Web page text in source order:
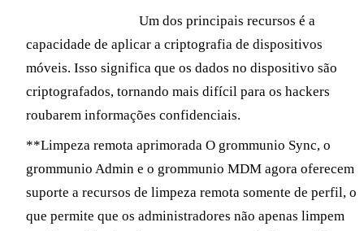
Um dos principais recursos é a
capacidade de aplicar a criptografia de dispositivos
móveis. Isso significa que os dados no dispositivo são
criptografados, tornando mais difícil para os hackers
roubarem informações confidenciais.
**Limpeza remota aprimorada O grommunio Sync, o
grommunio Admin e o grommunio MDM agora oferecem
suporte a recursos de limpeza remota somente de perfil, o
que permite que os administradores não apenas limpem